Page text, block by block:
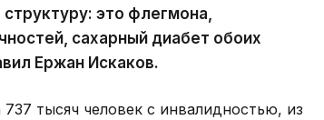
это флегмона,
сахарный диабет обоих
Ержан Искаков.
тысяч человек с инвалидностью, из